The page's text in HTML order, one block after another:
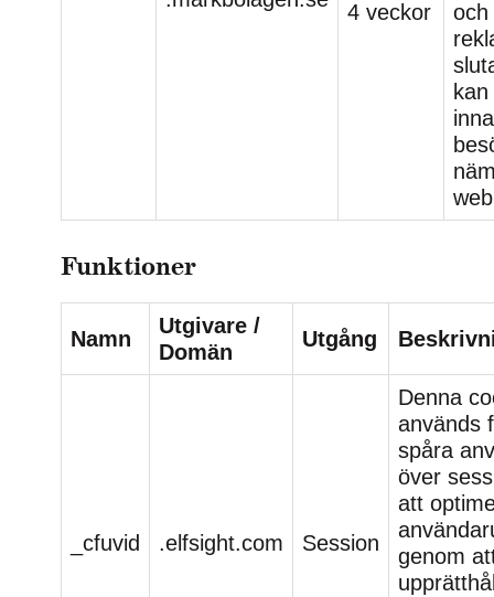
4 veckor
och
Funktioner
Namn
Utgivare /
Domän
Utgång
_cfuvid .elfsight.com Session
Denna
används
spåra
över
att
genom